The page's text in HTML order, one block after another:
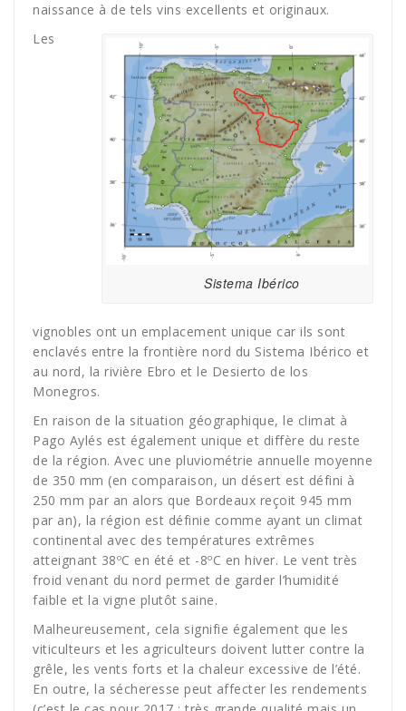
naissance à de tels vins excellents et originaux.
Sistema Ibérico
Les
vignobles ont un emplacement unique car ils sont
enclavés entre la frontière nord du Sistema Ibérico et
au nord, la rivière Ebro et le Desierto de los
Monegros.
En raison de la situation géographique, le climat à
Pago Aylés est également unique et diffère du reste
de la région. Avec une pluviométrie annuelle moyenne
de 350 mm (en comparaison, un désert est défini à
250 mm par an alors que Bordeaux reçoit 945 mm
par an), la région est définie comme ayant un climat
continental avec des températures extrêmes
atteignant 38ºC en été et -8ºC en hiver. Le vent très
froid venant du nord permet de garder l’humidité
faible et la vigne plutôt saine.
Malheureusement, cela signifie également que les
viticulteurs et les agriculteurs doivent lutter contre la
grêle, les vents forts et la chaleur excessive de l’été.
En outre, la sécheresse peut affecter les rendements